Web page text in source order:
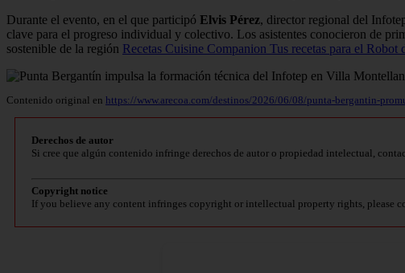
Durante el evento, en el que participó Elvis Pérez, director regional del
clave para el progreso individual y colectivo. Los asistentes conocieron de
sostenible de la región Recetas Cuisine Companion Tus recetas para el
Contenido original en https://www.arecoa.com/destinos/2026/06/08/punta-bergantin-
Derechos de autor
Si cree que algún contenido infringe derechos de autor o propiedad intelectual,
Copyright notice
If you believe any content infringes copyright or intellectual property rights, please